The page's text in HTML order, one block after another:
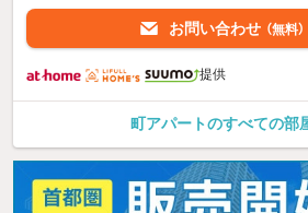
お問い合わせ （無料）
提供
町アパートのすべての部